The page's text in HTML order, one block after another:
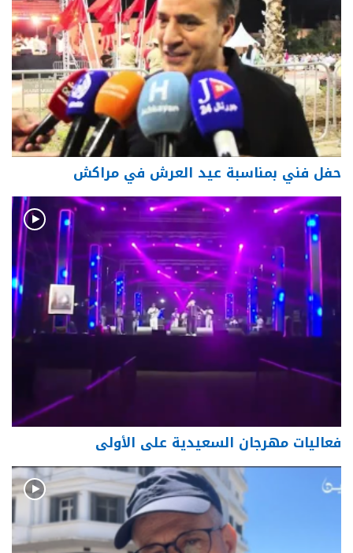
حفل فني بمناسبة عيد العرش في مراكش
فعاليات مهرجان السعيدية على الأولى